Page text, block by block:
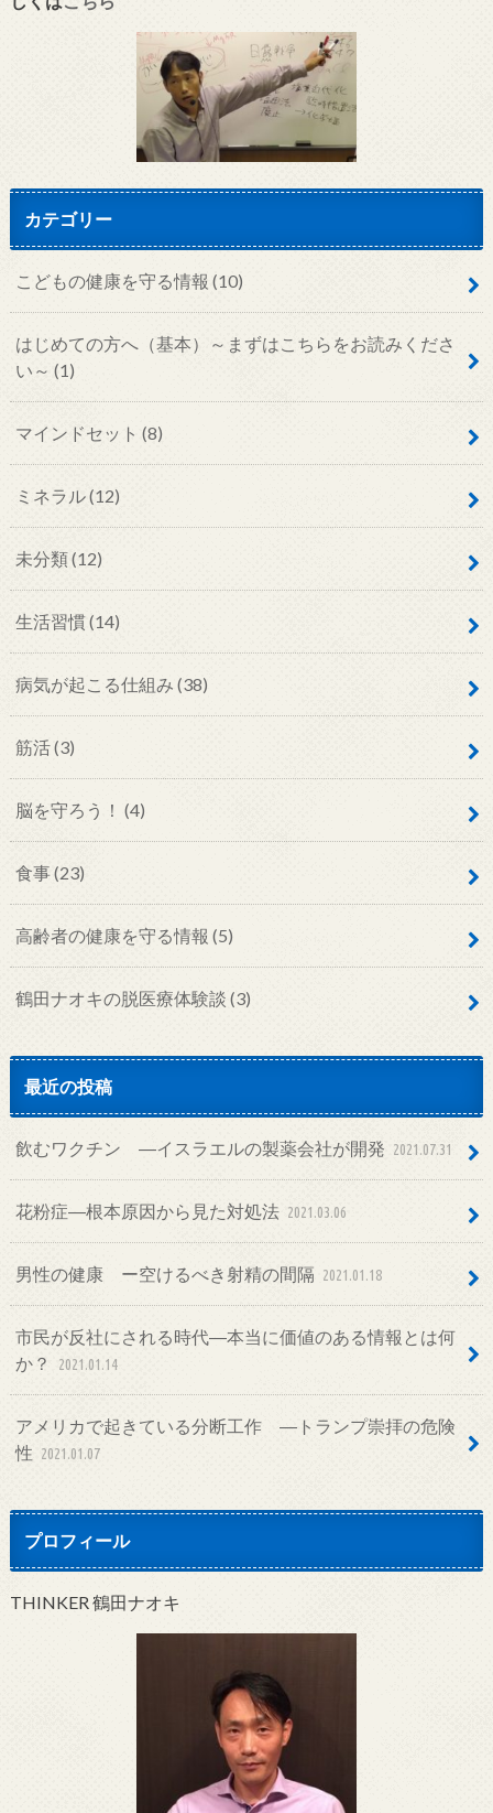
カテゴリー
こどもの健康を守る情報 (10)
はじめての方へ（基本）～まずはこちらをお読みくださ
い～ (1)
マインドセット (8)
ミネラル(12)
未分類(12)
生活習慣(14)
病気が起こる仕組み (38)
筋活(3)
脳を守ろう！ (4)
食事(23)
高齢者の健康を守る情報 (5)
鶴田ナオキの脱医療体験談 (3)
最近の投稿
飲むワクチン ―イスラエルの製薬会社が開発 2021.07.31
花粉症―根本原因から見た対処法 2021.03.06
男性の健康 ー空けるべき射精の間隔 2021.01.18
市民が反社にされる時代―本当に価値のある情報とは何
か？
2021.01.14
アメリカで起きている分断工作 ―トランプ崇拝の危険
性 2021.01.07
プロフィール
THINKER 鶴田ナオキ